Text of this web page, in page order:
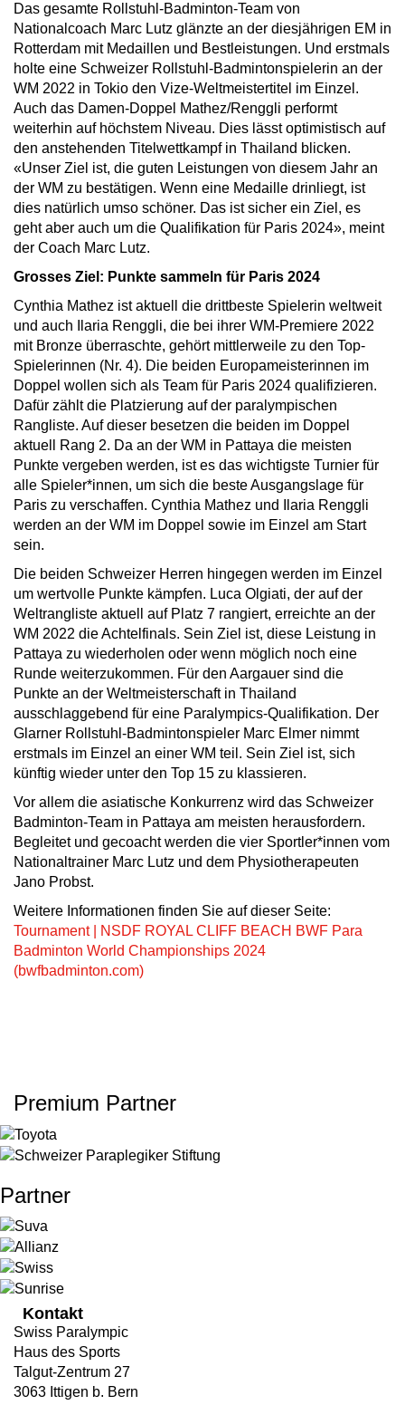
Das gesamte Rollstuhl-Badminton-Team von
Nationalcoach Marc Lutz glänzte an der diesjährigen EM in
Rotterdam mit Medaillen und Bestleistungen. Und erstmals
holte eine Schweizer Rollstuhl-Badmintonspielerin an der
WM 2022 in Tokio den Vize-Weltmeistertitel im Einzel.
Auch das Damen-Doppel Mathez/Renggli performt
weiterhin auf höchstem Niveau. Dies lässt optimistisch auf
den anstehenden Titelwettkampf in Thailand blicken.
«Unser Ziel ist, die guten Leistungen von diesem Jahr an
der WM zu bestätigen. Wenn eine Medaille drinliegt, ist
dies natürlich umso schöner. Das ist sicher ein Ziel, es
geht aber auch um die Qualifikation für Paris 2024», meint
der Coach Marc Lutz.
Grosses Ziel: Punkte sammeln für Paris 2024
Cynthia Mathez ist aktuell die drittbeste Spielerin weltweit
und auch Ilaria Renggli, die bei ihrer WM-Premiere 2022
mit Bronze überraschte, gehört mittlerweile zu den Top-
Spielerinnen (Nr. 4). Die beiden Europameisterinnen im
Doppel wollen sich als Team für Paris 2024 qualifizieren.
Dafür zählt die Platzierung auf der paralympischen
Rangliste. Auf dieser besetzen die beiden im Doppel
aktuell Rang 2. Da an der WM in Pattaya die meisten
Punkte vergeben werden, ist es das wichtigste Turnier für
alle Spieler*innen, um sich die beste Ausgangslage für
Paris zu verschaffen. Cynthia Mathez und Ilaria Renggli
werden an der WM im Doppel sowie im Einzel am Start
sein.
Die beiden Schweizer Herren hingegen werden im Einzel
um wertvolle Punkte kämpfen. Luca Olgiati, der auf der
Weltrangliste aktuell auf Platz 7 rangiert, erreichte an der
WM 2022 die Achtelfinals. Sein Ziel ist, diese Leistung in
Pattaya zu wiederholen oder wenn möglich noch eine
Runde weiterzukommen. Für den Aargauer sind die
Punkte an der Weltmeisterschaft in Thailand
ausschlaggebend für eine Paralympics-Qualifikation. Der
Glarner Rollstuhl-Badmintonspieler Marc Elmer nimmt
erstmals im Einzel an einer WM teil. Sein Ziel ist, sich
künftig wieder unter den Top 15 zu klassieren.
Vor allem die asiatische Konkurrenz wird das Schweizer
Badminton-Team in Pattaya am meisten herausfordern.
Begleitet und gecoacht werden die vier Sportler*innen vom
Nationaltrainer Marc Lutz und dem Physiotherapeuten
Jano Probst.
Weitere Informationen finden Sie auf dieser Seite:
Tournament | NSDF ROYAL CLIFF BEACH BWF Para
Badminton World Championships 2024
(bwfbadminton.com)
Premium Partner
Partner
Kontakt
Swiss Paralympic
Haus des Sports
Talgut-Zentrum 27
3063 Ittigen b. Bern